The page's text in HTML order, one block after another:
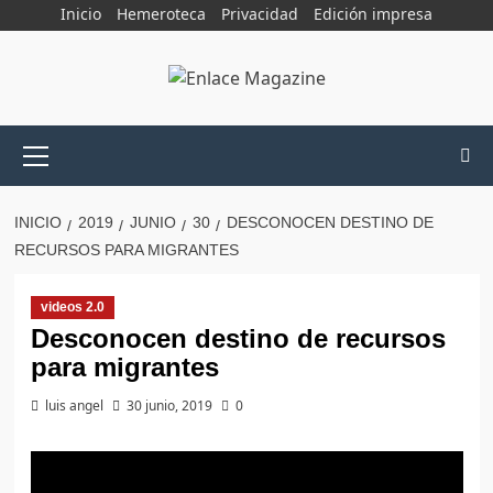
Inicio Hemeroteca Privacidad Edición impresa
principal
INICIO 2019 JUNIO 30
DESCONOCEN DESTINO DE
RECURSOS PARA MIGRANTES
videos 2.0
Desconocen destino de recursos
para migrantes
luis angel 30 junio, 2019 0